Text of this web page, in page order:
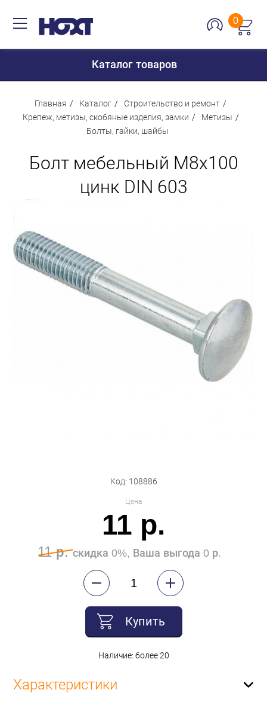
0
Каталог товаров
Для кухни
Для дачи и отдыха
Строительство и ремонт
Мебель
Бытовая техника
Обувь для дома и дачи
Главная Каталог
Строительство и ремонт
Крепеж, метизы, скобяные изделия, замки
Метизы
Болты, гайки, шайбы
Болт мебельный М8х100
цинк DIN 603
Код: 108886
Цена
11 р.
11 р.скидка 0%, Ваша выгода 0 р.
Купить
Наличие: более 20
Характеристики